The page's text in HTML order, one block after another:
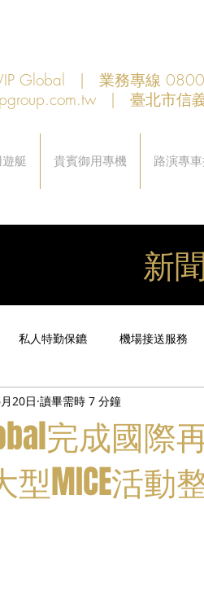
Global | 業務專線
| 臺北市信
艇 貴賓御用專機 路演專
新
私人特勤保鑣 機場接送服務
業司機 活動禮賓接待
完成國
型MICE活動
20日 讀畢需時 7 分鐘